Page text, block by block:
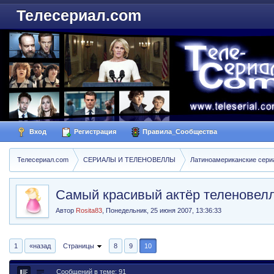
Телесериал.com
Вход Регистрация Правила_Сообщества
Телесериал.com СЕРИАЛЫ И ТЕЛЕНОВЕЛЛЫ Латиноамериканские
Самый красивый актёр
Автор Rosita83 ,Понедельник, 25 июня 2007, 13:36:33
1 «назад Страницы 8 9 10
Сообщений в теме: 91